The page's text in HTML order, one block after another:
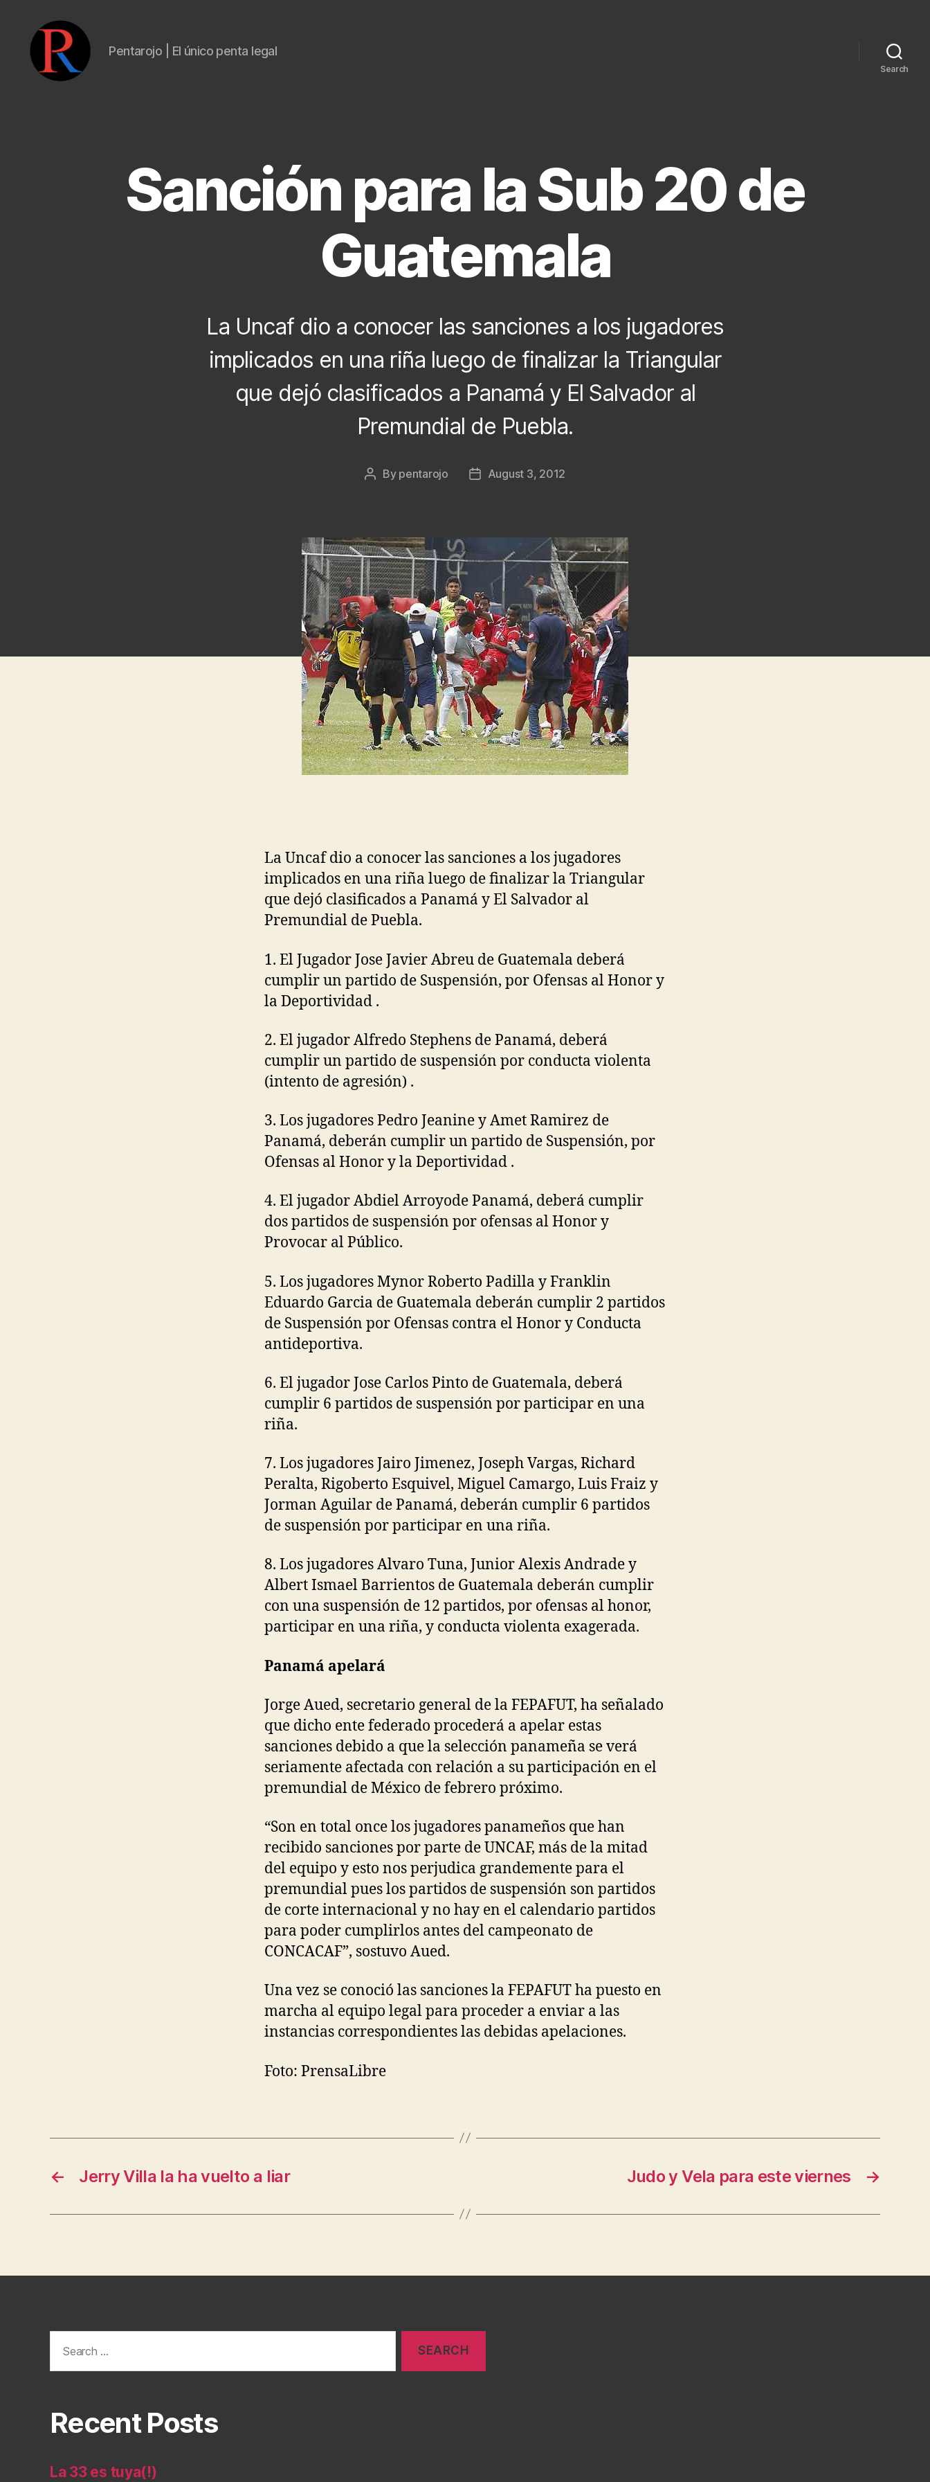
Pentarojo | El único penta legal
Search
Sanción para la Sub 20 de
Guatemala
La Uncaf dio a conocer las sanciones a los jugadores
implicados en una riña luego de finalizar la Triangular
que dejó clasificados a Panamá y El Salvador al
Premundial de Puebla.
Post
By pentarojo
PostAugust 3, 2012
La Uncaf dio a conocer las sanciones a los jugadores
implicados en una riña luego de finalizar la Triangular
que dejó clasificados a Panamá y El Salvador al
Premundial de Puebla.
1. El Jugador Jose Javier Abreu de Guatemala deberá
cumplir un partido de Suspensión, por Ofensas al Honor y
la Deportividad .
2. El jugador Alfredo Stephens de Panamá, deberá
cumplir un partido de suspensión por conducta violenta
(intento de agresión) .
3. Los jugadores Pedro Jeanine y Amet Ramirez de
Panamá, deberán cumplir un partido de Suspensión, por
Ofensas al Honor y la Deportividad .
4. El jugador Abdiel Arroyode Panamá, deberá cumplir
dos partidos de suspensión por ofensas al Honor y
Provocar al Público.
5. Los jugadores Mynor Roberto Padilla y Franklin
Eduardo Garcia de Guatemala deberán cumplir 2 partidos
de Suspensión por Ofensas contra el Honor y Conducta
antideportiva.
6. El jugador Jose Carlos Pinto de Guatemala, deberá
cumplir 6 partidos de suspensión por participar en una
riña.
7. Los jugadores Jairo Jimenez, Joseph Vargas, Richard
Peralta, Rigoberto Esquivel, Miguel Camargo, Luis Fraiz y
Jorman Aguilar de Panamá, deberán cumplir 6 partidos
de suspensión por participar en una riña.
8. Los jugadores Alvaro Tuna, Junior Alexis Andrade y
Albert Ismael Barrientos de Guatemala deberán cumplir
con una suspensión de 12 partidos, por ofensas al honor,
participar en una riña, y conducta violenta exagerada.
Panamá apelará
Jorge Aued, secretario general de la FEPAFUT, ha señalado
que dicho ente federado procederá a apelar estas
sanciones debido a que la selección panameña se verá
seriamente afectada con relación a su participación en el
premundial de México de febrero próximo.
“Son en total once los jugadores panameños que han
recibido sanciones por parte de UNCAF, más de la mitad
del equipo y esto nos perjudica grandemente para el
premundial pues los partidos de suspensión son partidos
de corte internacional y no hay en el calendario partidos
para poder cumplirlos antes del campeonato de
CONCACAF”, sostuvo Aued.
Una vez se conoció las sanciones la FEPAFUT ha puesto en
marcha al equipo legal para proceder a enviar a las
instancias correspondientes las debidas apelaciones.
Foto: PrensaLibre
← Jerry Villa la ha vuelto a liar →
Judo y Vela para este viernes
for:
Recent Posts
La 33 es tuya(!)